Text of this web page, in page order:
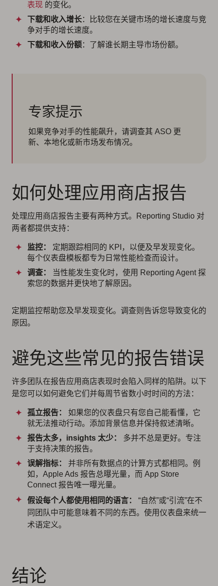
表现 的变化。
下载和收入增长：比较您在关键市场的增长速度与竞
争对手的增长速度。
下载和收入份额：了解谁长期主导市场份额。
专家提示
如果竞争对手的性能飙升，请调查其 ASO 更
新、本地化或新市场发布情况。
如何处理应用商店报告
处理应用商店报告主要有两种方式。Reporting Studio 对
两者都提供支持：
监控：
定期跟踪相同的 KPI，以便及早发现变化。
每个仪表盘模板都专为日常性能检查而设计。
调查：
当性能发生变化时，使用 Reporting Agent 探
索您的数据并更快地了解原因。
定期监控帮助您及早发现变化。调查则告诉您导致变化的
原因。
避免这些常见的报告错误
许多团队在报告应用商店表现时会陷入同样的陷阱。以下
是您可以如何避免它们并每周节省数小时时间的方法：
孤立报告：
如果您的仪表盘只有您自己能看懂，它
就无法推动行动。添加背景信息并保持叙述清晰。
报告太多，insights 太少：
多并不总是更好。专注
于支持决策的报告。
误解指标：
并非所有数据点的计算方式都相同。例
如，Apple Ads 报告总曝光量，而 App Store
Connect 报告唯一曝光量。
假设每个人都使用相同的语言：
“自然”或“引流”在不
同团队中可能意味着不同的东西。使用仪表盘来统一
术语定义。
结论